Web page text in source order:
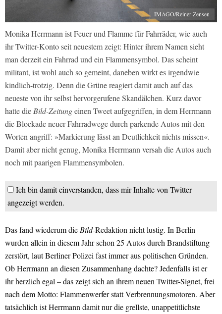
IMAGO/Reiner Zensen
Monika Herrmann ist Feuer und Flamme für Fahrräder, wie auch
ihr Twitter-Konto seit neuestem zeigt: Hinter ihrem Namen sieht
man derzeit ein Fahrrad und ein Flammensymbol. Das scheint
militant, ist wohl auch so gemeint, daneben wirkt es irgendwie
kindlich-trotzig. Denn die Grüne reagiert damit auch auf das
neueste von ihr selbst hervorgerufene Skandälchen. Kurz davor
hatte dieBild-Zeitungeinen Tweet aufgegriffen, in dem Herrmann
die Blockade neuer Fahrradwege durch parkende Autos mit den
Worten angriff: »Markierung lässt an Deutlichkeit nichts missen«.
Damit aber nicht genug, Monika Herrmann versah die Autos auch
noch mit paarigen Flammensymbolen.
Ich bin damit einverstanden, dass mir Inhalte von Twitter
angezeigt werden.
Das fand wiederum dieBild-Redaktion nicht lustig. In Berlin
wurden allein in diesem Jahr schon 25 Autos durch Brandstiftung
zerstört, laut Berliner Polizei fast immer aus politischen Gründen.
Ob Herrmann an diesen Zusammenhang dachte? Jedenfalls ist er
ihr herzlich egal – das zeigt sich an ihrem neuen Twitter-Signet, frei
nach dem Motto: Flammenwerfer statt Verbrennungsmotoren. Aber
tatsächlich ist Herrmann damit nur die grellste, unappetitlichste